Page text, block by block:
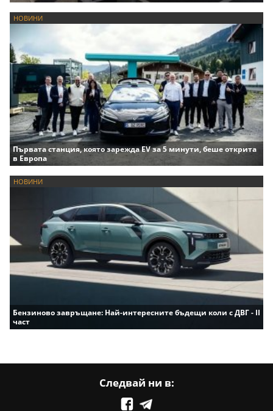
НОВИНИ
Първата станция, която зарежда EV за 5 минути, беше открита
в Европа
НОВИНИ
Бензиново завръщане: Най-интересните бъдещи коли с ДВГ - II
част
Следвай ни в: